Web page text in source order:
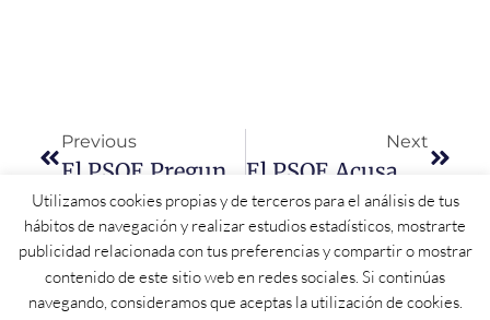
Previous Next
Utilizamos cookies propias y de terceros para el análisis de tus
hábitos de navegación y realizar estudios estadísticos, mostrarte
publicidad relacionada con tus preferencias y compartir o mostrar
contenido de este sitio web en redes sociales. Si continúas
navegando, consideramos que aceptas la utilización de cookies.